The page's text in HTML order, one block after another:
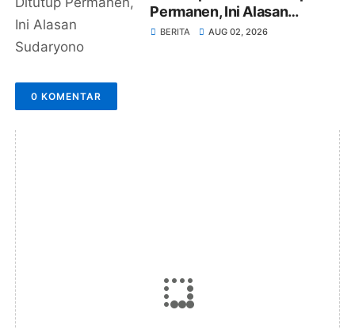
Permanen, Ini Alasan
Sudaryono
BERITA AUG 02, 2026
0 KOMENTAR